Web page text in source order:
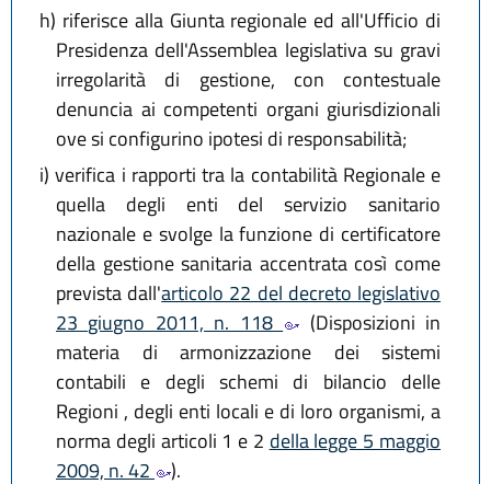
h) riferisce alla Giunta regionale ed all'Ufficio di
Presidenza dell'Assemblea legislativa su gravi
irregolarità di gestione, con contestuale
denuncia ai competenti organi giurisdizionali
ove si configurino ipotesi di responsabilità;
i) verifica i rapporti tra la contabilità Regionale e
quella degli enti del servizio sanitario
nazionale e svolge la funzione di certificatore
della gestione sanitaria accentrata così come
prevista dall'articolo 22 del decreto legislativo
23 giugno 2011, n. 118
(Disposizioni in
materia di armonizzazione dei sistemi
contabili e degli schemi di bilancio delle
Regioni , degli enti locali e di loro organismi, a
norma degli articoli 1 e 2 della legge 5 maggio
2009, n. 42
).